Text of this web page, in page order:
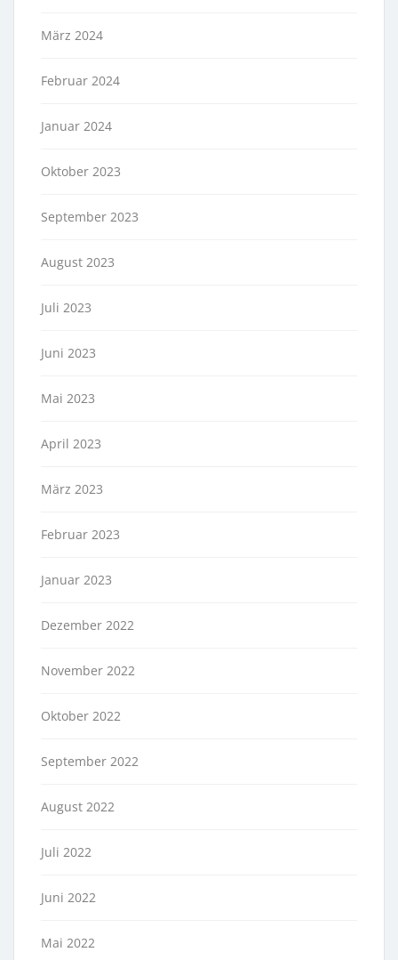
März 2024
Februar 2024
Januar 2024
Oktober 2023
September 2023
August 2023
Juli 2023
Juni 2023
Mai 2023
April 2023
März 2023
Februar 2023
Januar 2023
Dezember 2022
November 2022
Oktober 2022
September 2022
August 2022
Juli 2022
Juni 2022
Mai 2022